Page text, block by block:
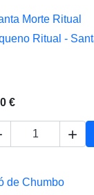
 Vista
Ritual -
€
